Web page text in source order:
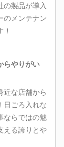
の製品が導入
のメンテナン
らやりがい
近な店舗から
日ごろ入れな
ならではの魅
える誇りとや